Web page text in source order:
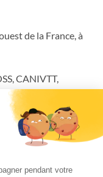
de la France, à
CANIVTT,